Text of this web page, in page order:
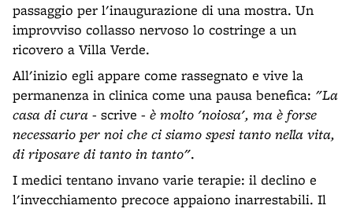
passaggio per l'inaugurazione di una mostra. Un
improvviso collasso nervoso lo costringe a un
ricovero a Villa Verde.
All'inizio egli appare come rassegnato e vive la
permanenza in clinica come una pausa benefica: "La
casa di cura - scrive - è molto 'noiosa', ma è forse
necessario per noi che ci siamo spesi tanto nella vita,
di riposare di tanto in tanto".
I medici tentano invano varie terapie: il declino e
l'invecchiamento precoce appaiono inarrestabili. Il